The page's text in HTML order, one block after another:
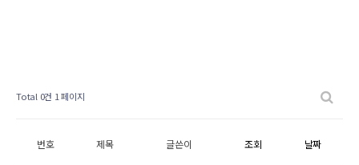
Total 0건 1 페이지
번호 제목 글쓴이 조회 날짜